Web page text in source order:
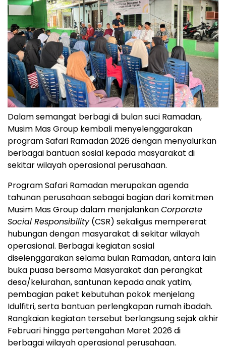
Dalam semangat berbagi di bulan suci Ramadan,
Musim Mas Group kembali menyelenggarakan
program Safari Ramadan 2026 dengan menyalurkan
berbagai bantuan sosial kepada masyarakat di
sekitar wilayah operasional perusahaan.
Program Safari Ramadan merupakan agenda
tahunan perusahaan sebagai bagian dari komitmen
Musim Mas Group dalam menjalankanCorporate
Social Responsibility(CSR) sekaligus mempererat
hubungan dengan masyarakat di sekitar wilayah
operasional. Berbagai kegiatan sosial
diselenggarakan selama bulan Ramadan, antara lain
buka puasa bersama Masyarakat dan perangkat
desa/kelurahan, santunan kepada anak yatim,
pembagian paket kebutuhan pokok menjelang
Idulfitri, serta bantuan perlengkapan rumah ibadah.
Rangkaian kegiatan tersebut berlangsung sejak akhir
Februari hingga pertengahan Maret 2026 di
berbagai wilayah operasional perusahaan.